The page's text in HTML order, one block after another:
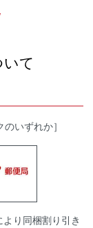
て
いずれか］
り同梱割り引き